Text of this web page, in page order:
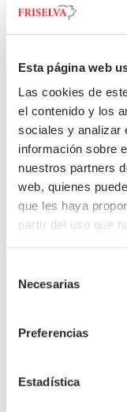
Esta página web
Las cookies de
el contenido y los
sociales y analizar
información sobre
nuestros partners
web, quienes
que les haya
partir del uso que
Necesarias
Preferencias
Estadística
Recortes de
Riñones
Tiroides
Traquea
Tripa fina
Tripa fina con
Tripa gruesa
Úteros
Vejiga
Vientres Pouch
Mercado